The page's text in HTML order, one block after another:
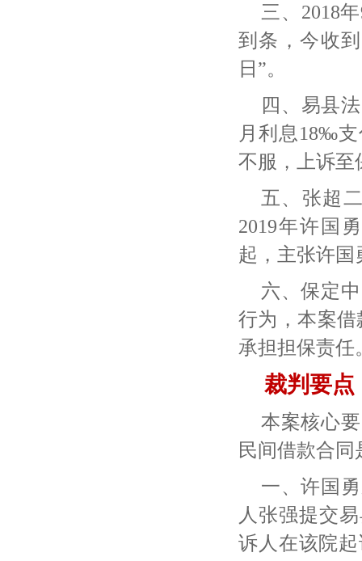
三、 2018
到条，今收
日”。
四、易县
月利息18‰
不服，上诉至
五、张超
2019年许国
起，主张许国
六、保定
行为，本案
承担担保责任
裁判要点
本案核心
民间借款合
一、许国
人张强提交
诉人在该院